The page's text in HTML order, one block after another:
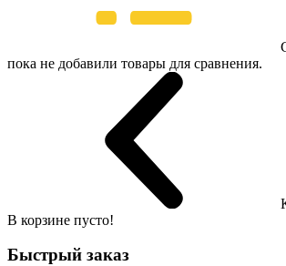
пока не добавили товары для сравнения.
В корзине пусто!
Быстрый заказ